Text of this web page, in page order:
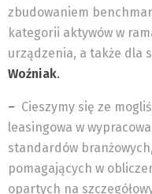
zbudowaniem
kategorii aktywów w
urządzenia, a także dla
Woźniak.
– Cieszymy się ze
leasingowa w
standardów
pomagających w
opartych na